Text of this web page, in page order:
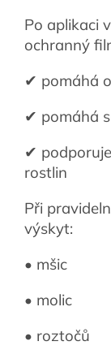
Po aplikaci
ochranný
✔ pomáhá
✔ pomáhá
✔
rostlin
Při
výskyt:
• mšic
• molic
• roztočů